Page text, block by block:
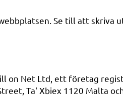
Se till att skriva
on Net Ltd, ett företag
Ta' Xbiex 1120 Malta